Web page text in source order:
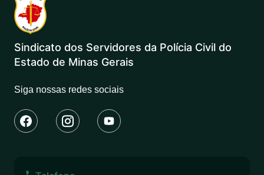
Sindicato dos Servidores da Polícia Civil do
Estado de Minas Gerais
Siga nossas redes sociais